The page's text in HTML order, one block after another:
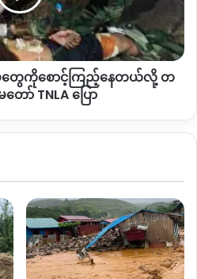
ေ(၁)၊ အောင်မြေ(၂)နဲ့ ခါးရှီတစ်ဝိုက်
KIAတပ်တွေ နယ်မြေစိုးမိုးထား
ကောင်စီတပ်ဘက်ကနေ စစ်ကြောင်း
န်ပစ်ခတ်မှုတွေလည်းရှိခဲ့တယ်လို့သိ
ဝှမ်းဒေသ ပယင်းမှော်ဒေသမှာရှိ
ရေကန်တောင်မှာ တပ်ချထား
တွေကိုစောင့်ကြည့်နေတယ်လို့ တ
ော် TNLA ပြော